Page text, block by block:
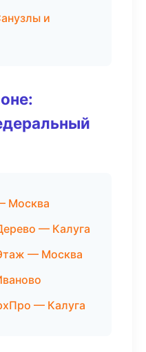
и
Москва
— Калуга
— Москва
— Калуга